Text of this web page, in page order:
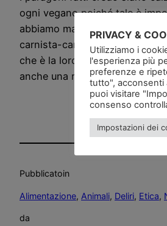
ogni vegano poiché tale è
abbiamo mai avuto di che
carnista-carnivoro-onnivoro …
che è la loro natura e magari
anche una ragione …
Pubblicatoin
Alimentazione, Animali, Deliri, Etica,
da
PRIVACY &
Utilizziamo i
l'esperienza più
preferenze e
tutto", acconsenti
puoi visitare
consenso
Impostazioni dei